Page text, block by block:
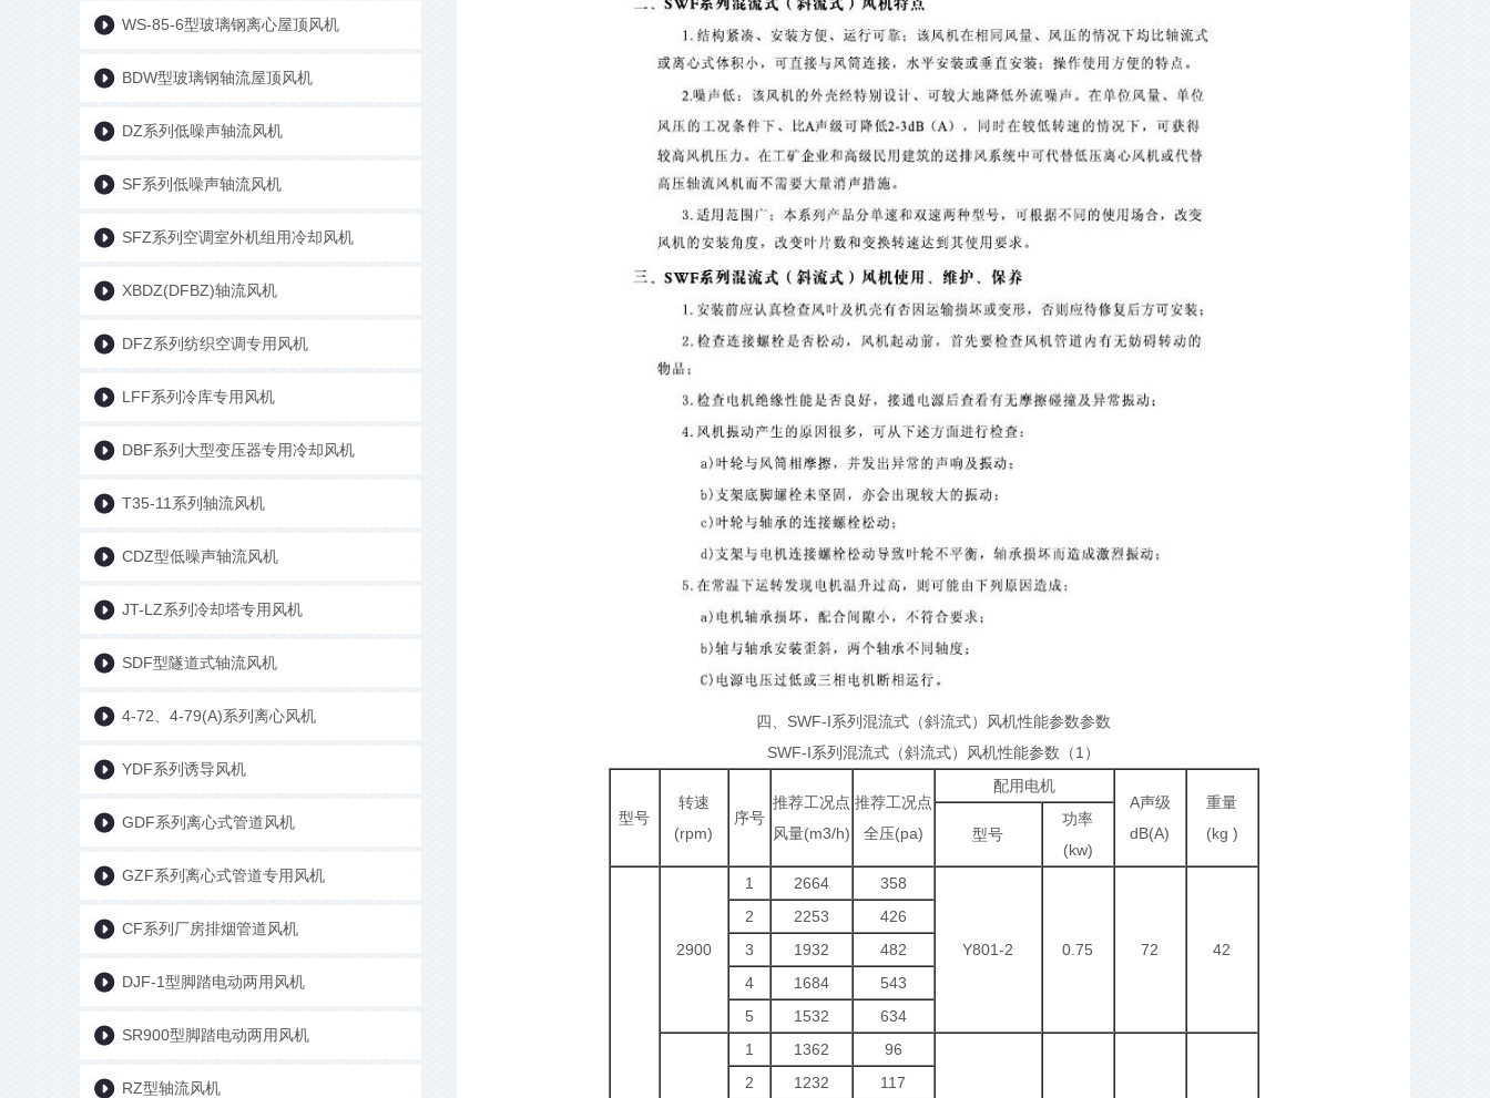
WS-85-6型玻璃钢离心屋顶风机
BDW型玻璃钢轴流屋顶风机
DZ系列低噪声轴流风机
SF系列低噪声轴流风机
SFZ系列空调室外机组用冷却风机
XBDZ(DFBZ)轴流风机
DFZ系列纺织空调专用风机
LFF系列冷库专用风机
DBF系列大型变压器专用冷却风机
T35-11系列轴流风机
CDZ型低噪声轴流风机
JT-LZ系列冷却塔专用风机
SDF型隧道式轴流风机
4-72、4-79(A)系列离心风机
YDF系列诱导风机
GDF系列离心式管道风机
GZF系列离心式管道专用风机
CF系列厂房排烟管道风机
DJF-1型脚踏电动两用风机
SR900型脚踏电动两用风机
RZ型轴流风机
四、SWF-I系列混流式（斜流式）风机性能参数参数
SWF-I系列混流式（斜流式）风机性能参数（1）
型号
转速
(rpm)
序号
推荐工况点
风量(m3/h)
推荐工况点
全压(pa)
配用电机
A声级
dB(A)
重量
(kg )
型号
功率
(kw)
2900
1 2664 358
Y801-2 0.75 72 42
2 2253
426
3
1932
482
4
1684
543
5
1532 634
1 1362 96
2 1232
117